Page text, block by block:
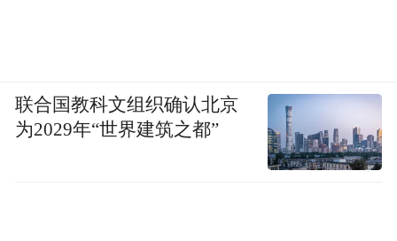
联合国教科文组织确认北京
为2029年“世界建筑之都”